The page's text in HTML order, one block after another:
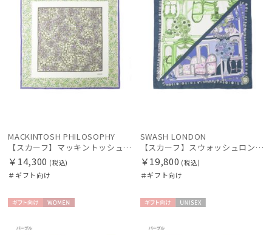
在庫表示
入荷状況
MACKINTOSH PHILOSOPHY
【スカーフ】マッキントッシュ フィロソフィー（MACKINTOSH PHILOSOPHY）シルクスカーフ ボタニカル
￥14,300 (税込)
＃ギフト向け
SWASH LONDON
【スカーフ】スウォッシュロンドン (SWASH LONDON) FOLDED SCARVES MADAME 88×88 シルク 日本製
￥19,800 (税込)
＃ギフト向け
向け
向け